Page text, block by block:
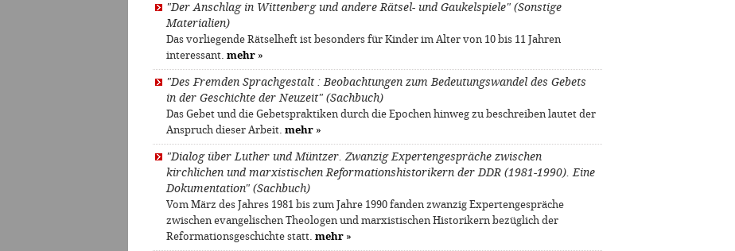
"Der Anschlag in Wittenberg und andere Rätsel- und Gaukelspiele" (Sonstige
Materialien)
Das vorliegende Rätselheft ist besonders für Kinder im Alter von 10 bis 11 Jahren
interessant. mehr »
"Des Fremden Sprachgestalt : Beobachtungen zum Bedeutungswandel des Gebets
in der Geschichte der Neuzeit" (Sachbuch)
Das Gebet und die Gebetspraktiken durch die Epochen hinweg zu beschreiben lautet der
Anspruch dieser Arbeit. mehr »
"Dialog über Luther und Müntzer. Zwanzig Expertengespräche zwischen
kirchlichen und marxistischen Reformationshistorikern der DDR (1981-1990). Eine
Dokumentation" (Sachbuch)
Vom März des Jahres 1981 bis zum Jahre 1990 fanden zwanzig Expertengespräche
zwischen evangelischen Theologen und marxistischen Historikern bezüglich der
Reformationsgeschichte statt. mehr »